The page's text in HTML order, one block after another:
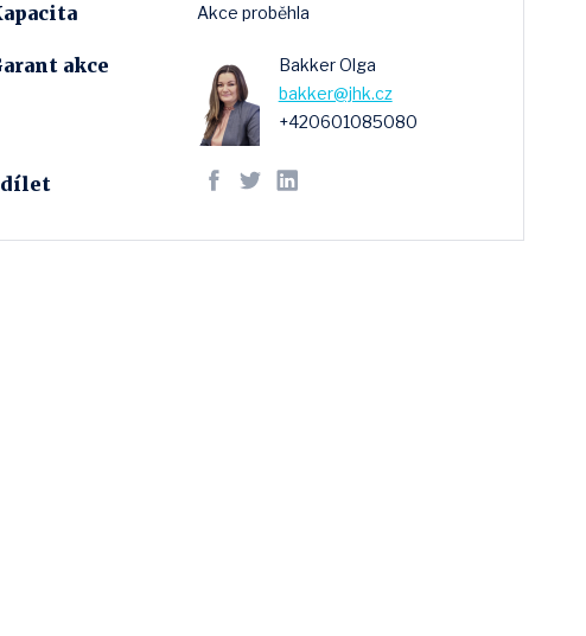
Akce proběhla
akce
Bakker Olga
bakker@jhk.cz
+420601085080